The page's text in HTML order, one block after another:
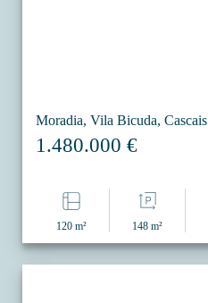
Moradia, Vila Bicuda, Cascais
1.480.000 €
120 m² 148 m²